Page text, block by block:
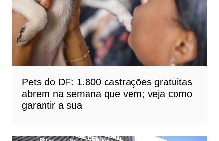
Pets do DF: 1.800 castrações gratuitas
abrem na semana que vem; veja como
garantir a sua